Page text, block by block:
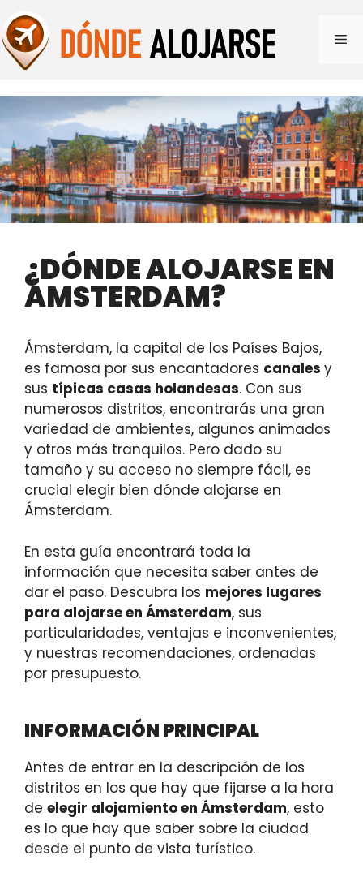
al
contenido
¿DÓNDE ALOJARSE EN
ÁMSTERDAM?
Ámsterdam, la capital de los Países Bajos,
es famosa por sus encantadores canales y
sus típicas casas holandesas. Con sus
numerosos distritos, encontrarás una gran
variedad de ambientes, algunos animados
y otros más tranquilos. Pero dado su
tamaño y su acceso no siempre fácil, es
crucial elegir bien dónde alojarse en
Ámsterdam.
En esta guía encontrará toda la
información que necesita saber antes de
dar el paso. Descubra los mejores lugares
para alojarse en Ámsterdam, sus
particularidades, ventajas e inconvenientes,
y nuestras recomendaciones, ordenadas
por presupuesto.
INFORMACIÓN PRINCIPAL
Antes de entrar en la descripción de los
distritos en los que hay que fijarse a la hora
de elegir alojamiento en Ámsterdam, esto
es lo que hay que saber sobre la ciudad
desde el punto de vista turístico.